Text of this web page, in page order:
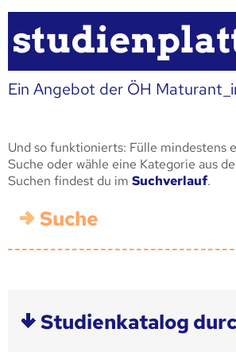
Ein Angebot der ÖH
Und so funktionierts: Fülle mindestens
Suche oder wähle eine Kategorie aus
Suchen findest du im Suchverlauf.
Suche
Studienkatalog